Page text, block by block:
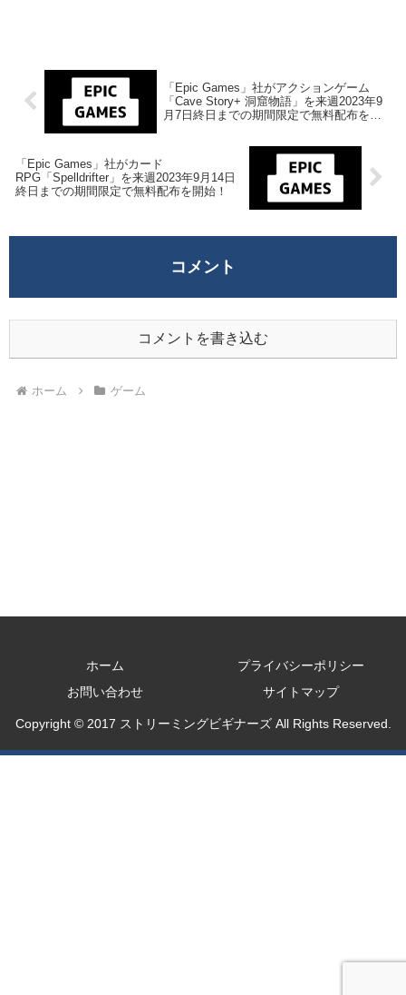
「Epic Games」社がアクションゲーム
「Cave Story+ 洞窟物語」を来週2023年9
月7日終日までの期間限定で無料配布を開
「Epic Games」社がカード
RPG「Spelldrifter」を来週2023年9月14日
終日までの期間限定で無料配布を開始！
コメント
コメントを書き込む
ホーム ゲーム
ホーム
プライバシーポリシー
お問い合わせ
サイトマップ
Copyright © 2017 ストリーミングビギナーズ All Rights Reserved.